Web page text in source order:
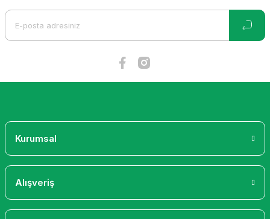
Kurumsal
Alışveriş